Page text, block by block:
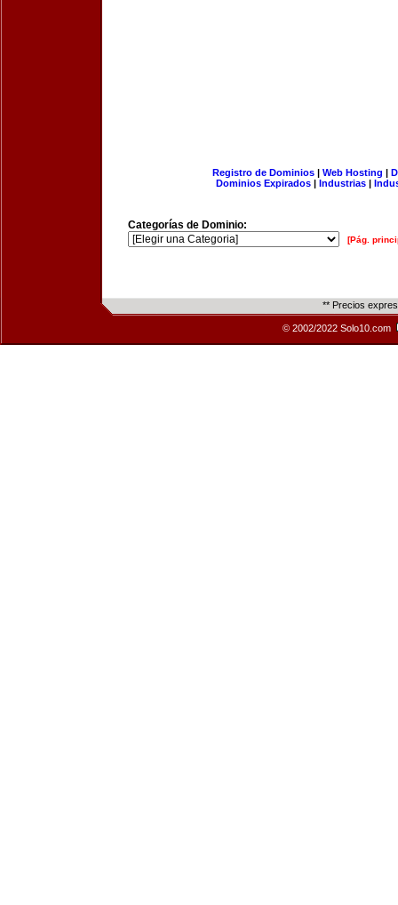
Registro de Dominios| Web Hosting |
Dominios Expirados | Industrias |
Categorías de Dominio:
[Pág.
** Precios
© 2002/2022 Solo10.com